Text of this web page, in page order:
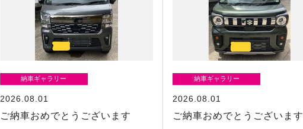
納車ギャラリー
2026.08.01
ご納車おめでとうございます
納車ギャラリー
2026.08.01
ご納車おめでとうございます